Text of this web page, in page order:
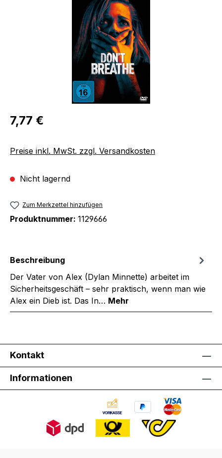
Regulärer Preis:
7,77 €
Preise inkl. MwSt. zzgl. Versandkosten
Nicht lagernd
Zum Merkzettel hinzufügen
Produktnummer: 1129666
Beschreibung
Der Vater von Alex (Dylan Minnette) arbeitet im
Sicherheitsgeschäft – sehr praktisch, wenn man wie
Alex ein Dieb ist. Das In… Mehr
Kontakt
Informationen